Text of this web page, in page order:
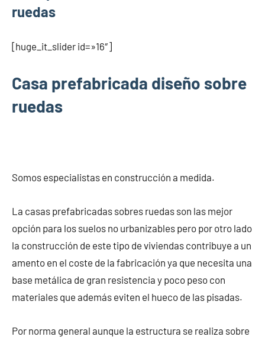
ruedas
[huge_it_slider id=»16″]
Casa prefabricada diseño sobre
ruedas
Somos especialistas en construcción a medida.
La casas prefabricadas sobres ruedas son las mejor
opción para los suelos no urbanizables pero por otro lado
la construcción de este tipo de viviendas contribuye a un
amento en el coste de la fabricación ya que necesita una
base metálica de gran resistencia y poco peso con
materiales que además eviten el hueco de las pisadas.
Por norma general aunque la estructura se realiza sobre